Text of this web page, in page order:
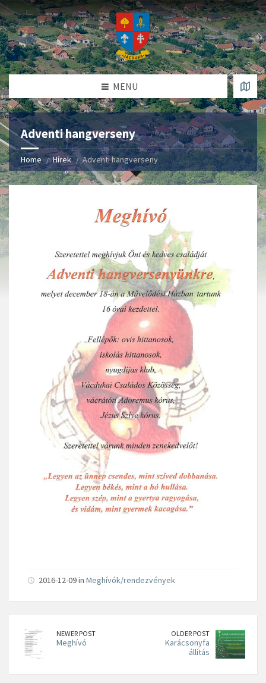
MENU
Adventi hangverseny
Home Hírek Adventi hangverseny
2016-12-09 in Meghívók/rendezvények
NEWER POST
Meghívó
OLDER POST
Karácsonyfa
állítás